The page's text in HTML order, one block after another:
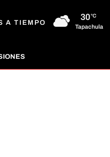
A TIEMPO
30°C
Tapachula